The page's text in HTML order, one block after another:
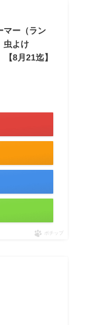
ー（ラン
虫よけ
8月21迄】
ポチップ